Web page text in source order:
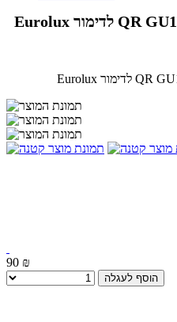
90 ₪
הוסף לעגלה